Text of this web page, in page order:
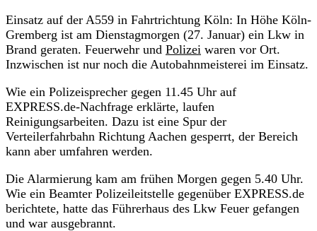
Einsatz auf der A559 in Fahrtrichtung Köln: In Höhe Köln-
Gremberg ist am Dienstagmorgen (27. Januar) ein Lkw in
Brand geraten. Feuerwehr und Polizei waren vor Ort.
Inzwischen ist nur noch die Autobahnmeisterei im Einsatz.
Wie ein Polizeisprecher gegen 11.45 Uhr auf
EXPRESS.de-Nachfrage erklärte, laufen
Reinigungsarbeiten. Dazu ist eine Spur der
Verteilerfahrbahn Richtung Aachen gesperrt, der Bereich
kann aber umfahren werden.
Die Alarmierung kam am frühen Morgen gegen 5.40 Uhr.
Wie ein Beamter Polizeileitstelle gegenüber EXPRESS.de
berichtete, hatte das Führerhaus des Lkw Feuer gefangen
und war ausgebrannt.